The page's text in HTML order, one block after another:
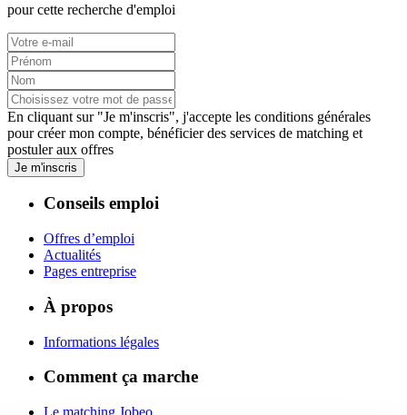
pour cette recherche d'emploi
En cliquant sur "Je m'inscris", j'accepte les conditions générales
pour créer mon compte, bénéficier des services de matching et
postuler aux offres
Je m'inscris
Conseils emploi
Offres d’emploi
Actualités
Pages entreprise
À propos
Informations légales
Comment ça marche
Le matching Jobeo